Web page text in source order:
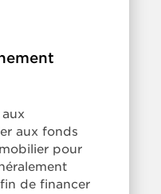
aux fonds
pour
de financer